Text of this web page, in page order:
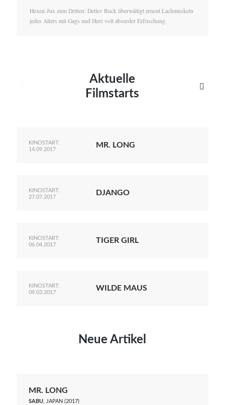
Hexen-Jux zum Dritten: Detlev Buck überwältigt erneut Lachmuskeln
jedes Alters mit Gags und Herz voll absurder Erfrischung.
Aktuelle
Filmstarts

KINOSTART:
14.09.2017
MR. LONG
KINOSTART:
27.07.2017
DJANGO
KINOSTART:
06.04.2017
TIGER GIRL
KINOSTART:
09.03.2017
WILDE MAUS
Neue Artikel
MR. LONG
SABU , JAPAN (2017)